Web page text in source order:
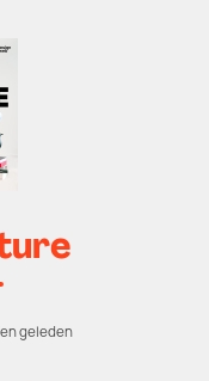
geleden